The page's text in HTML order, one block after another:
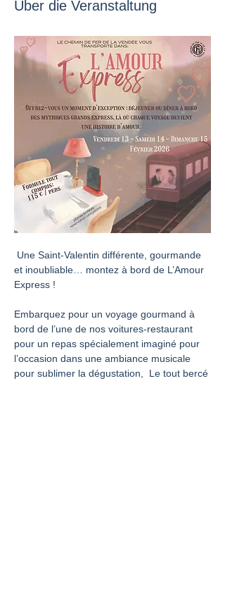
Über die Veranstaltung
Une Saint-Valentin différente, gourmande
et inoubliable… montez à bord de L’Amour
Express !
Embarquez pour un voyage gourmand à
bord de l’une de nos voitures-restaurant
pour un repas spécialement imaginé pour
l’occasion dans une ambiance musicale
pour sublimer la dégustation,  Le tout bercé